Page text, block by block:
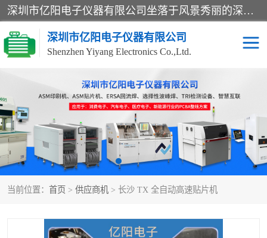
深圳市亿阳电子仪器有限公司坐落于风景秀丽的深圳市光明区，集SMT设备销售务为一体，努力为客户提供电子装配解决方案。与行业**SMT设备厂商：ASM（印刷机，锡膏检查机，贴片机），德国ERSA（爱莎）建立了稳固的代理合作关系，销售的设备一直保持**电子装配行业未来发展方向，能够满足客户各种繁杂产品的生产应用。
深圳市亿阳电子仪器有限公司
Shenzhen Yiyang Electronics Co.,Ltd.
当前位置： 首页 > 供应商机 > 长沙 TX 全自动高速贴片机
SX全自动高速贴片机 E系列中速贴片机
NeoHorizon全自动锡膏印
刷机
选择性波峰焊
VERSAFLOW-335
回流焊HOTFLOW 3/20e 波峰焊
BGA返修台HR600/2 自动光学检测TR7700QE
自动X射线检测机TR7600 组装电路板测试机